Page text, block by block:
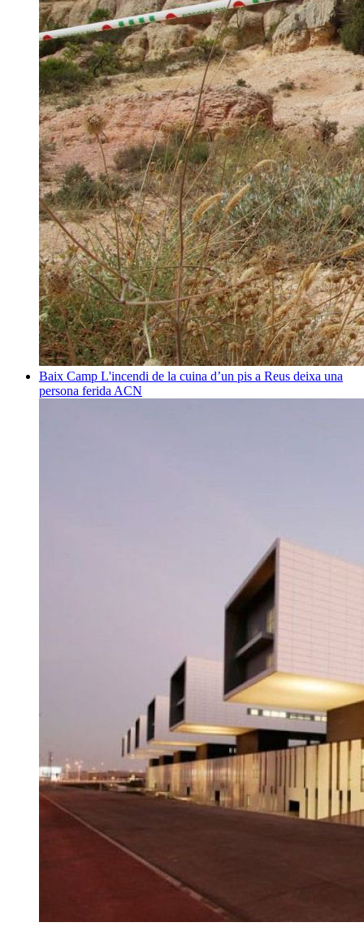
Baix Camp L'incendi de la cuina d’un pis a Reus deixa una
persona ferida ACN